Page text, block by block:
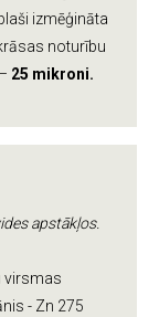
izmēģināta
noturību
25 mikroni.
apstākļos.
virsmas
- Zn 275